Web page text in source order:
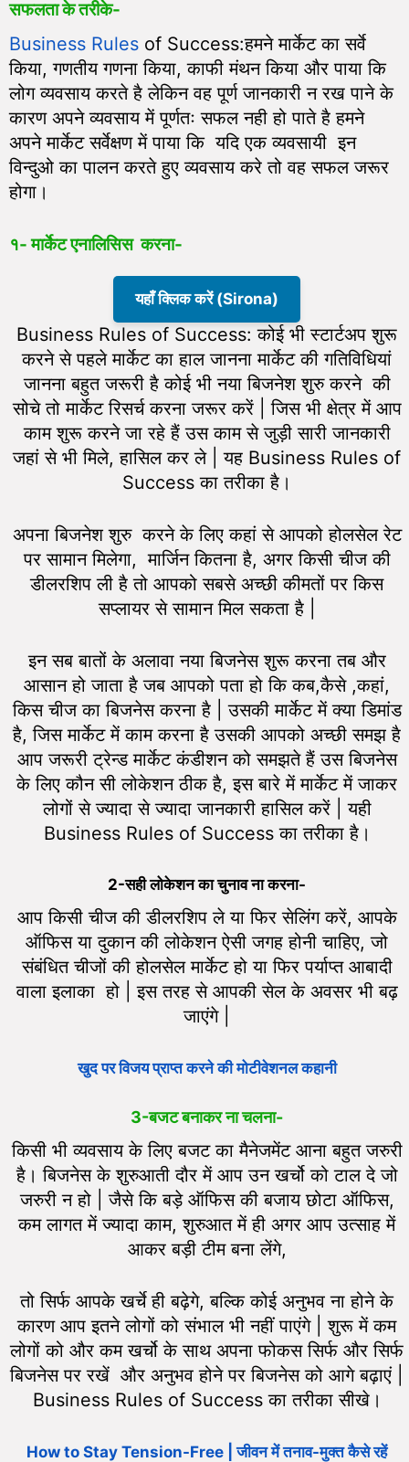
सफलता के तरीके-
Business Rules of Success:हमने मार्केट का सर्वे
किया, गणतीय गणना किया, काफी मंथन किया और पाया कि
लोग व्यवसाय करते है लेकिन वह पूर्ण जानकारी न रख पाने के
कारण अपने व्यवसाय में पूर्णतः सफल नही हो पाते है हमने
अपने मार्केट सर्वेक्षण में पाया कि यदि एक व्यवसायी इन
विन्दुओ का पालन करते हुए व्यवसाय करे तो वह सफल जरूर
होगा।
१- मार्केट एनालिसिस करना-
यहाँ क्लिक करें (Sirona)
Business Rules of Success: कोई भी स्टार्टअप शुरू
करने से पहले मार्केट का हाल जानना मार्केट की गतिविधियां
जानना बहुत जरूरी है कोई भी नया बिजनेश शुरु करने की
सोचे तो मार्केट रिसर्च करना जरूर करें | जिस भी क्षेत्र में आप
काम शुरू करने जा रहे हैं उस काम से जुड़ी सारी जानकारी
जहां से भी मिले, हासिल कर ले | यह Business Rules of
Success का तरीका है।
अपना बिजनेश शुरु करने के लिए कहां से आपको होलसेल रेट
पर सामान मिलेगा, मार्जिन कितना है, अगर किसी चीज की
डीलरशिप ली है तो आपको सबसे अच्छी कीमतों पर किस
सप्लायर से सामान मिल सकता है |
इन सब बातों के अलावा नया बिजनेस शुरू करना तब और
आसान हो जाता है जब आपको पता हो कि कब,कैसे ,कहां,
किस चीज का बिजनेस करना है | उसकी मार्केट में क्या डिमांड
है, जिस मार्केट में काम करना है उसकी आपको अच्छी समझ है
आप जरूरी ट्रेन्ड मार्केट कंडीशन को समझते हैं उस बिजनेस
के लिए कौन सी लोकेशन ठीक है, इस बारे में मार्केट में जाकर
लोगों से ज्यादा से ज्यादा जानकारी हासिल करें | यही
Business Rules of Success का तरीका है।
2-सही लोकेशन का चुनाव ना करना-
आप किसी चीज की डीलरशिप ले या फिर सेलिंग करें, आपके
ऑफिस या दुकान की लोकेशन ऐसी जगह होनी चाहिए, जो
संबंधित चीजों की होलसेल मार्केट हो या फिर पर्याप्त आबादी
वाला इलाका हो | इस तरह से आपकी सेल के अवसर भी बढ़
जाएंगे |
खुद पर विजय प्राप्त करने की मोटीवेशनल कहानी
3-बजट बनाकर ना चलना-
किसी भी व्यवसाय के लिए बजट का मैनेजमेंट आना बहुत जरुरी
है। बिजनेस के शुरुआती दौर में आप उन खर्चो को टाल दे जो
जरुरी न हो | जैसे कि बड़े ऑफिस की बजाय छोटा ऑफिस,
कम लागत में ज्यादा काम, शुरुआत में ही अगर आप उत्साह में
आकर बड़ी टीम बना लेंगे,
तो सिर्फ आपके खर्चे ही बढ़ेगे, बल्कि कोई अनुभव ना होने के
कारण आप इतने लोगों को संभाल भी नहीं पाएंगे | शुरू में कम
लोगों को और कम खर्चो के साथ अपना फोकस सिर्फ और सिर्फ
बिजनेस पर रखें और अनुभव होने पर बिजनेस को आगे बढ़ाएं |
Business Rules of Success का तरीका सीखे।
How to Stay Tension-Free | जीवन में तनाव-मुक्त कैसे रहें